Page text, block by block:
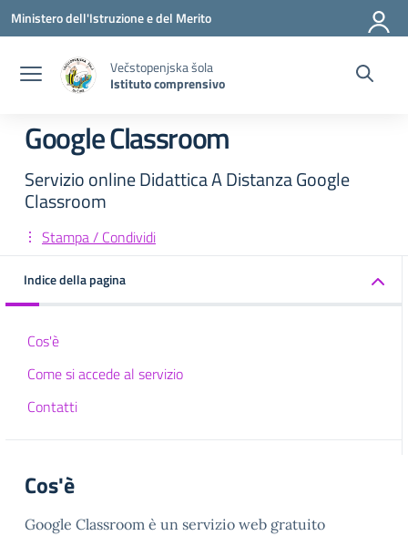
Vai ai contenuti
Vai al menu di navigazione
Vai al footer
Ministero dell'Istruzione e del Merito
Večstopenjska šola
Istituto comprensivo
Google Classroom
Servizio online Didattica A Distanza Google
Classroom
Stampa / Condividi
Indice della pagina
Cos'è
Come si accede al servizio
Contatti
Cos'è
Google Classroom è un servizio web gratuito